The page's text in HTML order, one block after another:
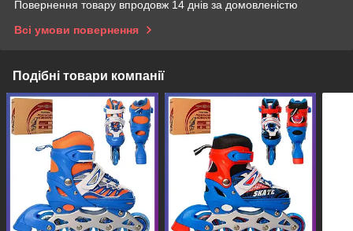
Повернення товару впродовж 14 днів за домовленістю
Всі умови повернення
Подібні товари компанії